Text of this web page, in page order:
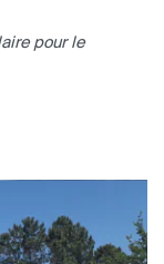
pour le